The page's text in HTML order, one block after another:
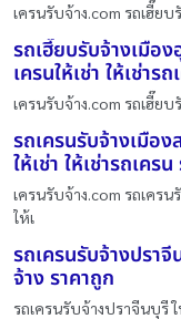
เครนรับจ้าง.com รถเฮี๊ย
รถเฮี๊ยบรับจ้างเมือ
เครนให้เช่า ให้เช่าร
เครนรับจ้าง.com รถเฮี๊ย
รถเครนรับจ้างเมือ
ให้เช่า ให้เช่ารถเคร
เครนรับจ้าง.com รถเครน
ให้เ
รถเครนรับจ้างปรา
จ้าง ราคาถูก
รถเครนรับจ้างปราจีนบุรี